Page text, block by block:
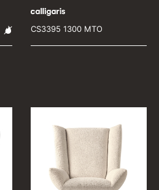
CS3395 1300 MTO